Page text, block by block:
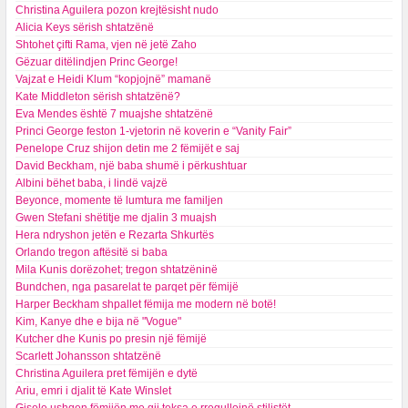
Christina Aguilera pozon krejtësisht nudo
Alicia Keys sërish shtatzënë
Shtohet çifti Rama, vjen në jetë Zaho
Gëzuar ditëlindjen Princ George!
Vajzat e Heidi Klum “kopjojnë” mamanë
Kate Middleton sërish shtatzënë?
Eva Mendes është 7 muajshe shtatzënë
Princi George feston 1-vjetorin në koverin e “Vanity Fair”
Penelope Cruz shijon detin me 2 fëmijët e saj
David Beckham, një baba shumë i përkushtuar
Albini bëhet baba, i lindë vajzë
Beyonce, momente të lumtura me familjen
Gwen Stefani shëtitje me djalin 3 muajsh
Hera ndryshon jetën e Rezarta Shkurtës
Orlando tregon aftësitë si baba
Mila Kunis dorëzohet; tregon shtatzëninë
Bundchen, nga pasarelat te parqet për fëmijë
Harper Beckham shpallet fëmija me modern në botë!
Kim, Kanye dhe e bija në "Vogue"
Kutcher dhe Kunis po presin një fëmijë
Scarlett Johansson shtatzënë
Christina Aguilera pret fëmijën e dytë
Ariu, emri i djalit të Kate Winslet